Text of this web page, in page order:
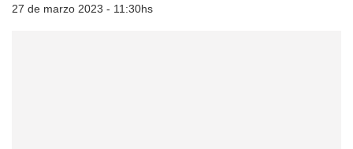
27 de marzo 2023 - 11:30hs